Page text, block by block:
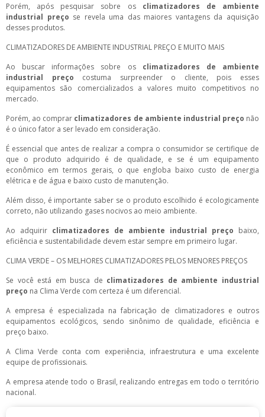
Porém, após pesquisar sobre os climatizadores de ambiente
industrial preço se revela uma das maiores vantagens da aquisição
desses produtos.
CLIMATIZADORES DE AMBIENTE INDUSTRIAL PREÇO E MUITO MAIS
Ao buscar informações sobre os climatizadores de ambiente
industrial preço costuma surpreender o cliente, pois esses
equipamentos são comercializados a valores muito competitivos no
mercado.
Porém, ao comprar climatizadores de ambiente industrial preço não
é o único fator a ser levado em consideração.
É essencial que antes de realizar a compra o consumidor se certifique de
que o produto adquirido é de qualidade, e se é um equipamento
econômico em termos gerais, o que engloba baixo custo de energia
elétrica e de água e baixo custo de manutenção.
Além disso, é importante saber se o produto escolhido é ecologicamente
correto, não utilizando gases nocivos ao meio ambiente.
Ao adquirir climatizadores de ambiente industrial preço baixo,
eficiência e sustentabilidade devem estar sempre em primeiro lugar.
CLIMA VERDE – OS MELHORES CLIMATIZADORES PELOS MENORES PREÇOS
Se você está em busca de climatizadores de ambiente industrial
preço na Clima Verde com certeza é um diferencial.
A empresa é especializada na fabricação de climatizadores e outros
equipamentos ecológicos, sendo sinônimo de qualidade, eficiência e
preço baixo.
A Clima Verde conta com experiência, infraestrutura e uma excelente
equipe de profissionais.
A empresa atende todo o Brasil, realizando entregas em todo o território
nacional.